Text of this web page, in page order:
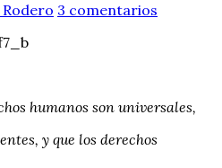
3 comentarios
humanos son universales,
y que los derechos